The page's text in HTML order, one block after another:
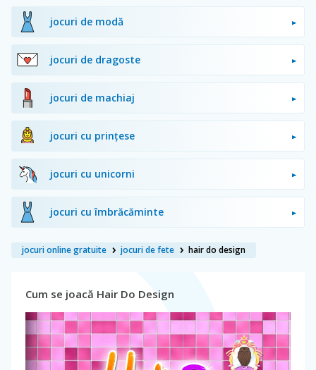
jocuri de modă
jocuri de dragoste
jocuri de machiaj
jocuri cu prințese
jocuri cu unicorni
jocuri cu îmbrăcăminte
jocuri online gratuite jocuri de fete hair do design
Cum se joacă Hair Do Design